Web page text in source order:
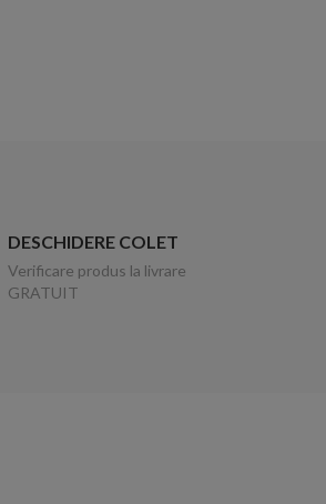
DESCHIDERE COLET
Verificare produs la livrare
GRATUIT